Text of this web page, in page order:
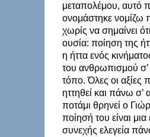
μεταπολέμου, αυτό
ονομάστηκε νομίζω
χωρίς να σημαίνει
ουσία: ποίηση της
η ήττα ενός
του ανθρωπισμού σ’
τόπο. Όλες οι αξίες
ηττηθεί και πάνω σ’
ποτάμι θρηνεί ο
ποίησή του είναι μια
συνεχής ελεγεία